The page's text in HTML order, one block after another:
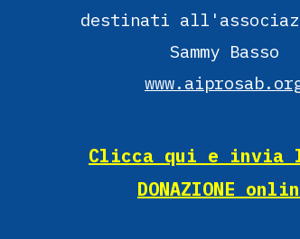
destinati
Sammy Basso
Clicca qui e invia
DONAZIONE